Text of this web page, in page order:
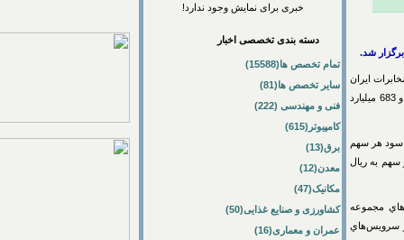
شد.
ايران
- در اين جلسه كه در حال برگزاري است اظهار كرد: مخابرات به ازاي هر سهم 110 ريال سود پرداخت و شش هزار و 683 ميليارد
و 87 پرداخت و گفت: سود هر سهم
سهم به ريال
تصريح كرد: درآمدهاي مجموعه
از سرويس‌هاي
خبری برای نمایش وجود ندارد!
دسته بندی تخصصی اخبار
تمام تخصص ها(15588)
سایر تخصص ها(81)
فنی و مهندسی (222)
کامپیوتر(615)
برق(13)
معدن(12)
مکانیک(47)
کشاورزی و صنایع غذایی(50)
عمران و معماری(16)